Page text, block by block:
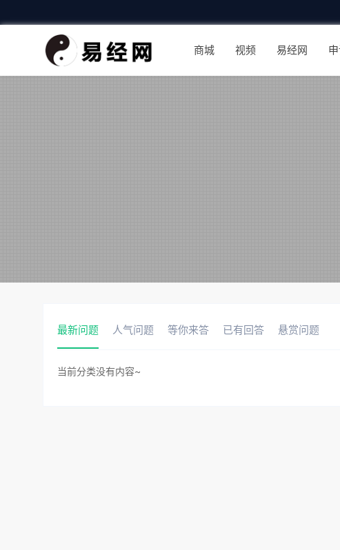
商城 视频 易经网
最新问题 人气问题 等你来答 已有回答 悬赏问题
当前分类没有内容~